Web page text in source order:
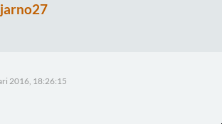
jarno27
2016, 18:26:15